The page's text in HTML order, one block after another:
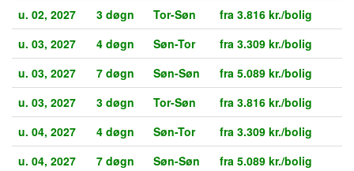
u. 02, 2027
3 døgn Tor-Søn
fra 3.816 kr./bolig
u. 03, 2027
4 døgn Søn-Tor
fra 3.309 kr./bolig
u. 03, 2027
7 døgn Søn-Søn
fra 5.089 kr./bolig
u. 03, 2027
3 døgn Tor-Søn
fra 3.816 kr./bolig
u. 04, 2027
4 døgn Søn-Tor
fra 3.309 kr./bolig
u. 04, 2027
7 døgn Søn-Søn
fra 5.089 kr./bolig